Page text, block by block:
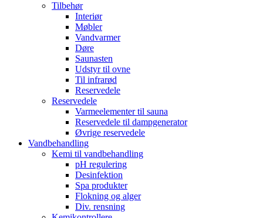
Tilbehør
Interiør
Møbler
Vandvarmer
Døre
Saunasten
Udstyr til ovne
Til infrarød
Reservedele
Reservedele
Varmeelementer til sauna
Reservedele til dampgenerator
Øvrige reservedele
Vandbehandling
Kemi til vandbehandling
pH regulering
Desinfektion
Spa produkter
Flokning og alger
Div. rensning